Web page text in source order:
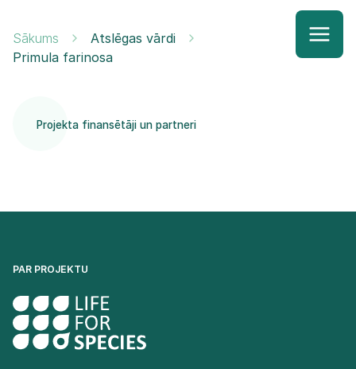
Sākums
Atslēgas vārdi
Primula farinosa
Projekta finansētāji un partneri
PAR PROJEKTU